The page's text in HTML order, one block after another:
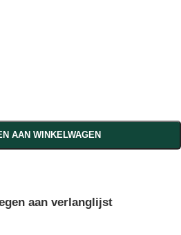
AAN WINKELWAGEN
aan verlanglijst